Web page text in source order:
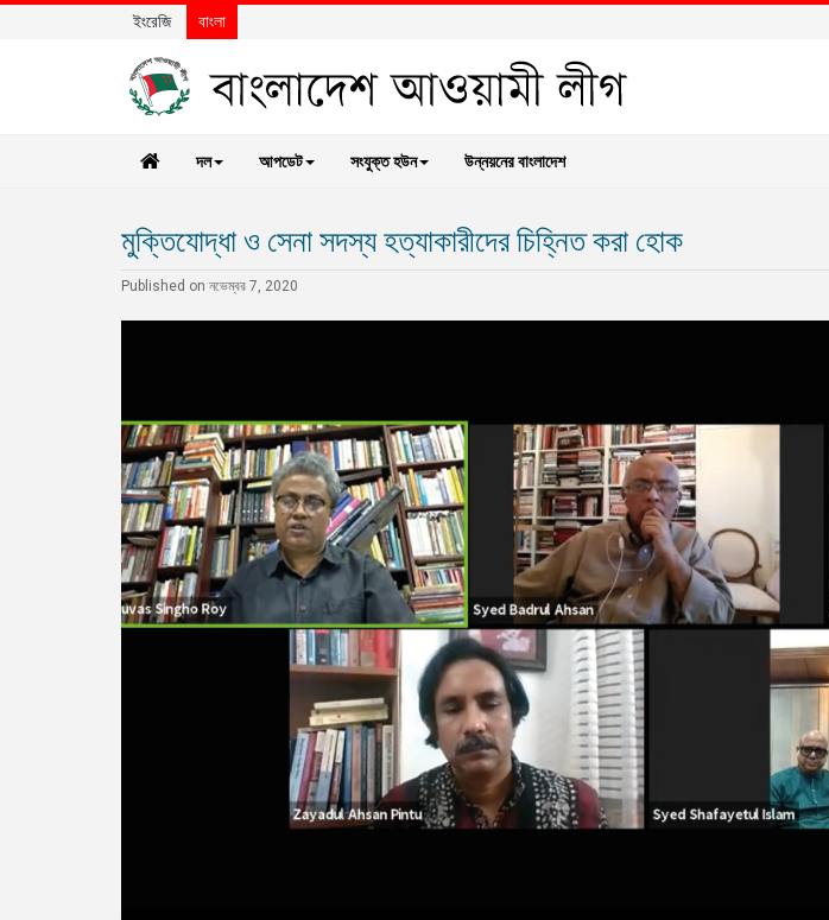
ইংরেজি বাংলা
দল আপডেট সংযুক্ত হউন উন্নয়নের বাংলাদেশ
মুক্তিযোদ্ধা ও সেনা সদস্য হত্যাকারীদের চিহ্নিত করা হোক
Published on নভেম্বর 7, 2020